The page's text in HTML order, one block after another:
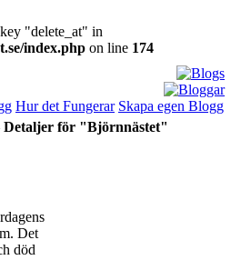
"delete_at" in
index.php on line 174
Hur det Fungerar Skapa egen Blogg
Detaljer för "Björnnästet"
Det
död